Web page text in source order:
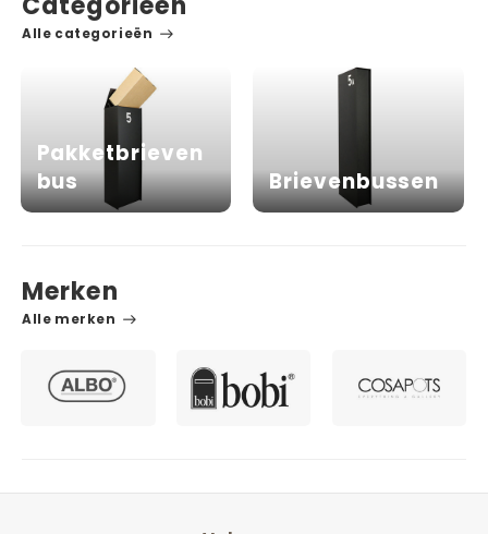
Alle categorieën
Pakketbrieven
bus
Brievenbussen
Merken
Alle merken